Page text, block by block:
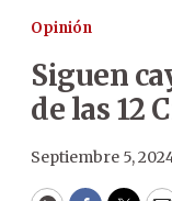
Opinión
Siguen
de las 12
Septiembre 5,